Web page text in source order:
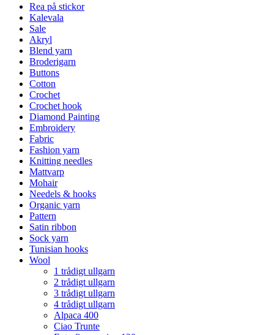
Rea på stickor
Kalevala
Sale
Akryl
Blend yarn
Broderigarn
Buttons
Cotton
Crochet
Crochet hook
Diamond Painting
Embroidery
Fabric
Fashion yarn
Knitting needles
Mattvarp
Mohair
Needels & hooks
Organic yarn
Pattern
Satin ribbon
Sock yarn
Tunisian hooks
Wool
1 trådigt ullgarn
2 trådigt ullgarn
3 trådigt ullgarn
4 trådigt ullgarn
Alpaca 400
Ciao Trunte